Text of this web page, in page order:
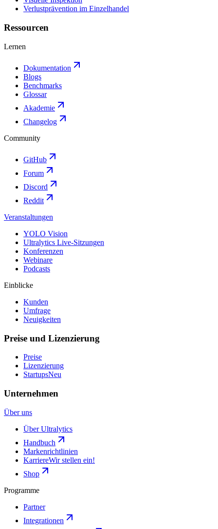
Verlustprävention im Einzelhandel
Ressourcen
Lernen
Dokumentation
Blogs
Benchmarks
Glossar
Akademie
Changelog
Community
GitHub
Forum
Discord
Reddit
Veranstaltungen
YOLO Vision
Ultralytics Live-Sitzungen
Konferenzen
Webinare
Podcasts
Einblicke
Kunden
Umfrage
Neuigkeiten
Preise und Lizenzierung
Preise
Lizenzierung
StartupsNeu
Unternehmen
Über uns
Über Ultralytics
Handbuch
Markenrichtlinien
KarriereWir stellen ein!
Shop
Programme
Partner
Integrationen